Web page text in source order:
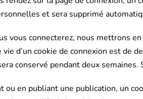
et sera supprimé
vous connecterez, nous mettrons
vie d’un cookie de connexion est de
conservé pendant deux
ou en publiant une publication, un